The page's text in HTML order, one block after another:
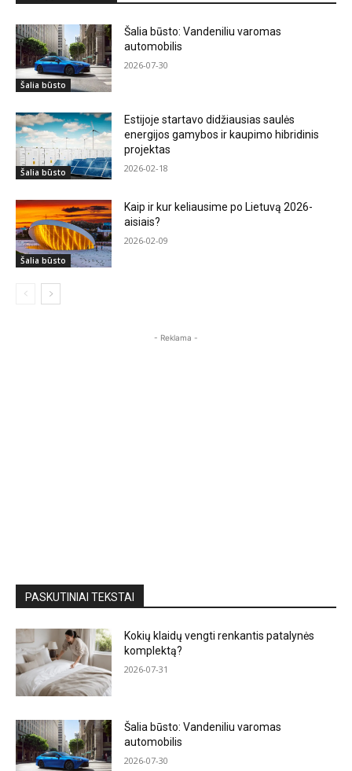
Šalia būsto
Šalia būsto: Vandeniliu varomas
automobilis
2026-07-30
Šalia būsto
Estijoje startavo didžiausias saulės
energijos gamybos ir kaupimo hibridinis
projektas
2026-02-18
Šalia būsto
Kaip ir kur keliausime po Lietuvą 2026-
aisiais?
2026-02-09
- Reklama -
PASKUTINIAI TEKSTAI
Kokių klaidų vengti renkantis patalynės
komplektą?
2026-07-31
Šalia būsto: Vandeniliu varomas
automobilis
2026-07-30